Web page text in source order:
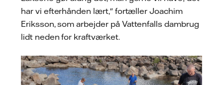
har vi efterhånden lært," fortæller Joachim
Eriksson, som arbejder på Vattenfalls dambrug
lidt neden for kraftværket.